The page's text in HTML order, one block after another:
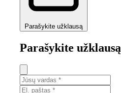
Parašykite užklausą
Parašykite užklausą